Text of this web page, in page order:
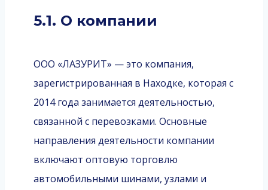
5.1. О компании
ООО «ЛАЗУРИТ» — это компания,
зарегистрированная в Находке, которая с
2014 года занимается деятельностью,
связанной с перевозками. Основные
направления деятельности компании
включают оптовую торговлю
автомобильными шинами, узлами и